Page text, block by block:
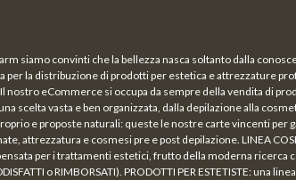
siamo convinti che la bellezza nasca soltanto dalla
per la distribuzione di prodotti per estetica e attrezzature
nostro eCommerce si occupa da sempre della vendita di
scelta vasta e ben organizzata, dalla depilazione alla
e proposte naturali: queste le nostre carte vincenti per
attrezzatura e cosmesi pre e post depilazione. LINEA
per i trattamenti estetici, frutto della moderna ricerca
o RIMBORSATI). PRODOTTI PER ESTETISTE: